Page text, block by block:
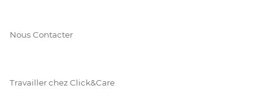
Nous Contacter
Travailler chez Click&Care